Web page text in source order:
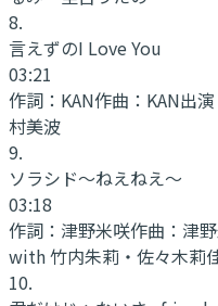
8.
言えずのI Love You
03:21
作詞： KAN作曲： KAN出演
村美波
9.
ソラシド～ねえねえ～
03:18
作詞： 津野米咲作曲： 津
with 竹内朱莉・佐々木莉
10.